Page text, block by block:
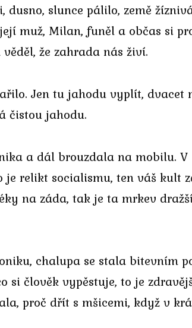
slunce pálilo, země
muž, Milan, funěl a občas si
že zahrada nás živí.
Jen tu jahodu vyplít, dvacet
čistou jahodu.
a dál brouzdala na mobilu. V
je relikt socialismu, ten váš kult
na záda, tak je ta mrkev
chalupa se stala bitevním
si člověk vypěstuje, to je
proč dřít s mšicemi, když v